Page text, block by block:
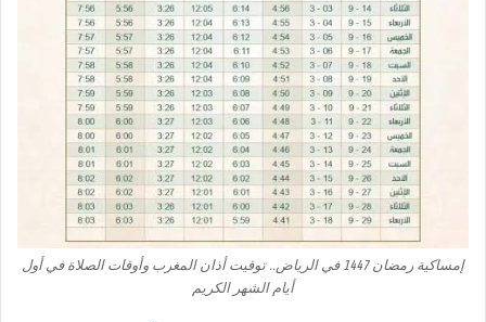
إمساكية رمضان 1447 في الرياض.. توقيت أذان المغرب وأوقات الصلاة في أول
أيام الشهر الكريم